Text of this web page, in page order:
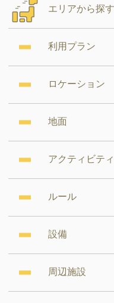
エリアから探す
利用プラン
ロケーション
地面
アクティビティ
ルール
設備
周辺施設